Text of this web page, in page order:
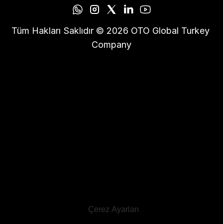
Tüm Hakları Saklıdır © 2026 OTO Global Turkey
Company
Çerez Ayarları